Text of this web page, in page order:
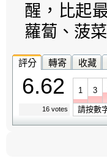
醒，比起
蘿蔔、菠
評分 轉寄 收藏
6.62
16 votes
1 3
請按數